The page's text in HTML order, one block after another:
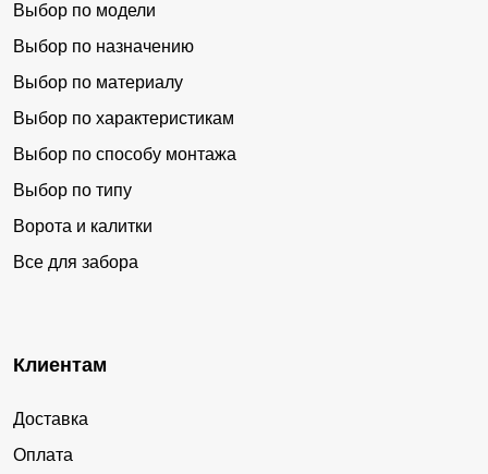
Выбор по модели
Выбор по назначению
Выбор по материалу
Выбор по характеристикам
Выбор по способу монтажа
Выбор по типу
Ворота и калитки
Все для забора
Клиентам
Доставка
Оплата